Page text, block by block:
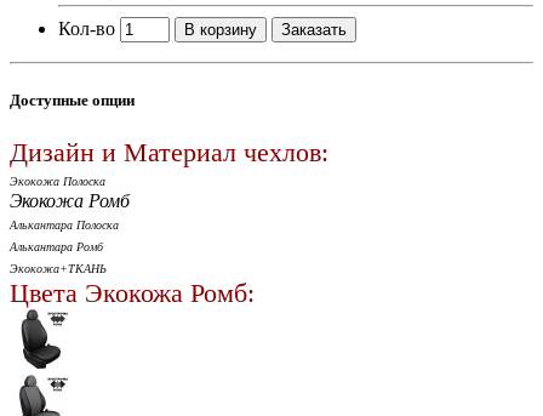
Кол-во В корзину Заказать
Доступные опции
Дизайн и Материал чехлов:
Экокожа Полоска
Экокожа Ромб
Алькантара Полоска
Алькантара Ромб
Экокожа+ТКАНЬ
Цвета Экокожа Ромб: